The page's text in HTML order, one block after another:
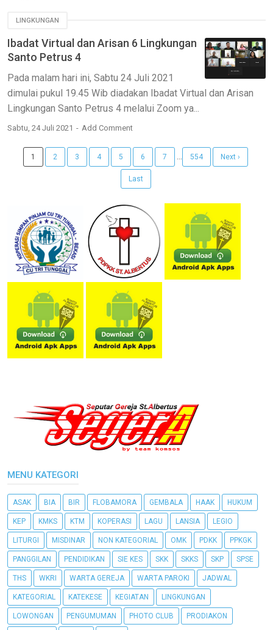
LINGKUNGAN
Ibadat Virtual dan Arisan 6 Lingkungan
Santo Petrus 4
Pada malam hari ini, Sabtu 24 Juli 2021
dimulai pukul 19.45 Wib diadakan Ibadat Virtual dan Arisan
Lingkungan Santo Petrus 4 melalui Zoom ya...
Sabtu, 24 Juli 2021 Add Comment
1 2 3 4 5 6 7 ... 554 Next ›
Last
MENU KATEGORI
ASAK BIA BIR FLOBAMORA GEMBALA HAAK HUKUM
KEP KMKS KTM KOPERASI LAGU LANSIA LEGIO
LITURGI MISDINAR NON KATEGORIAL OMK PDKK PPKGK
PANGGILAN PENDIDIKAN SIE KES SKK SKKS SKP SPSE
THS WKRI WARTA GEREJA WARTA PAROKI JADWAL
KATEGORIAL KATEKESE KEGIATAN LINGKUNGAN
LOWONGAN PENGUMUMAN PHOTO CLUB PRODIAKON